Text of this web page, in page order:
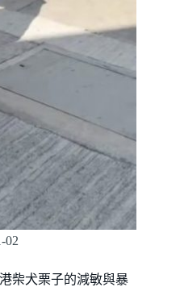
02
柴犬栗子的減敏與暴